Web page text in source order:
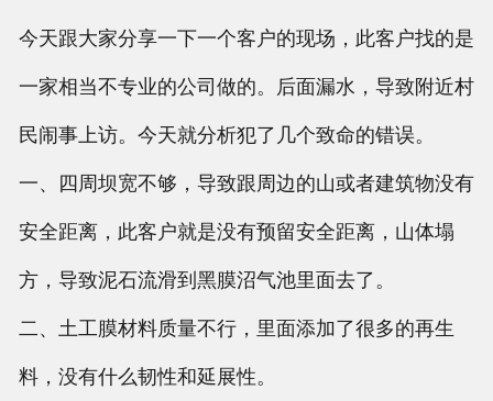
新闻动态
工程视频
关于我们
今天跟大家分享一下一个客户的现场，此客户找的是
一家相当不专业的公司做的。后面漏水，导致附近村
民闹事上访。今天就分析犯了几个致命的错误。
一、四周坝宽不够，导致跟周边的山或者建筑物没有
安全距离，此客户就是没有预留安全距离，山体塌
方，导致泥石流滑到黑膜沼气池里面去了。
二、土工膜材料质量不行，里面添加了很多的再生
料，没有什么韧性和延展性。